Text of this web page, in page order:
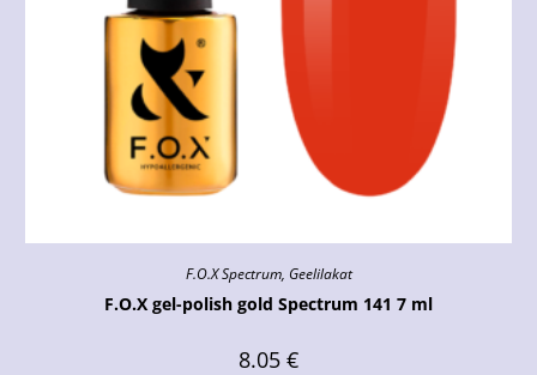
F.O.X Spectrum, Geelilakat
F.O.X gel-polish gold Spectrum 141 7 ml
8.05 €